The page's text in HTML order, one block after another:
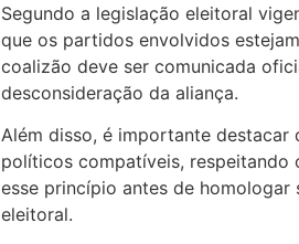
Segundo a legislação eleitoral
que os partidos envolvidos
coalizão deve ser comunicada
desconsideração da aliança.
Além disso, é importante destacar
políticos compatíveis, respeitando
esse princípio antes de
eleitoral.